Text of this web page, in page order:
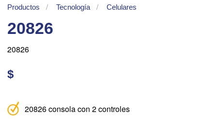
Productos Tecnología Celulares
20826
20826
$
20826 consola con 2 controles